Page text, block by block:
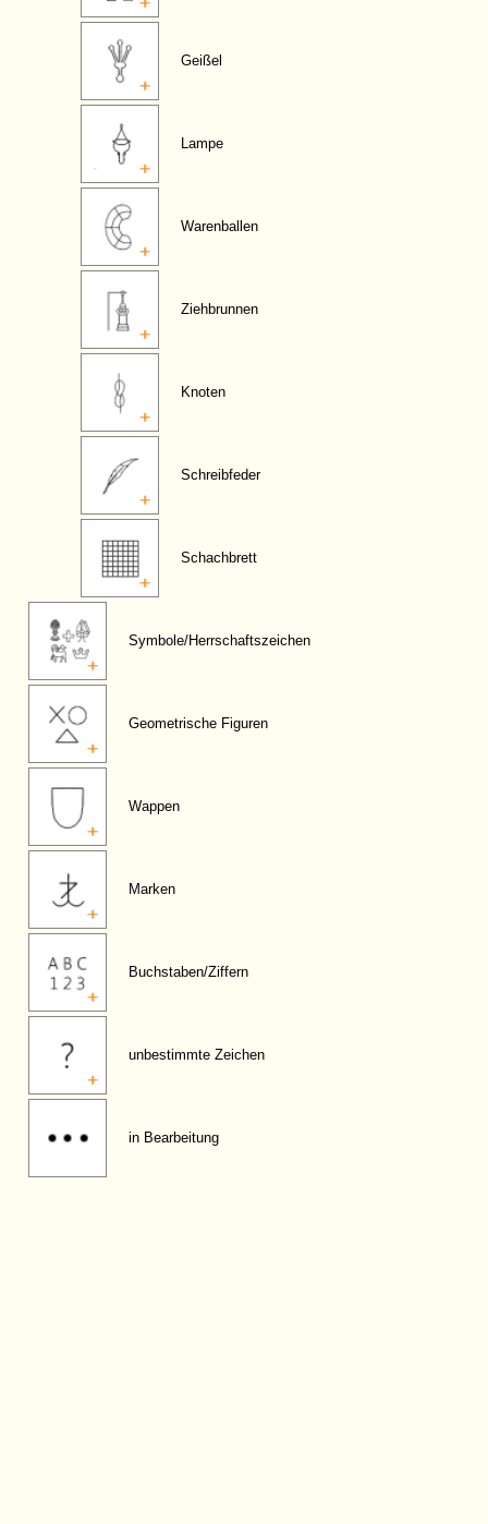
Geißel
Lampe
Warenballen
Ziehbrunnen
Knoten
Schreibfeder
Schachbrett
Symbole/Herrschaftszeichen
Geometrische Figuren
Wappen
Marken
Buchstaben/Ziffern
unbestimmte Zeichen
in Bearbeitung